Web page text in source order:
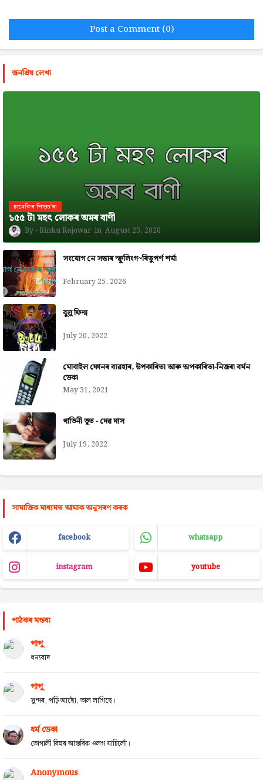
Post a Comment (0)
জনপ্রিয় লেখা
চানেকিৰ শিশুচ'ৰা
১৫৫ টা মহৎ লোকৰ অমৰ বাণী
Rinku Rajowar August 23, 2020
সংযোগ নে সত্তাৰ স্ফুলিংগ~ৰিতুপৰ্ণ শৰ্মা
February 25, 2026
বুলু ফিল্ম
July 20, 2022
মোবাইল ফোনৰ ব্যৱহাৰ, উপকাৰিতা আৰু অপকাৰিতা-নিজৰা বৰ্মন
ডেকা
May 31, 2021
গাভিনী ভূত - দেৱ দাস
July 19, 2022
সামাজিক মাধ্যমত আমাক অনুসৰণ কৰক
facebook whatsapp
instagram youtube
পাঠকৰ মন্তব্য
পাপু
ধন্যবাদ
পাপু
সুন্দৰ, পঢ়ি আছোঁ, ভাল লাগিছে।
ধৰ্ম ডেকা
ভোগালী বিহুৰ আন্তৰিক ওলগ যাচিলোঁ।
Anonymous